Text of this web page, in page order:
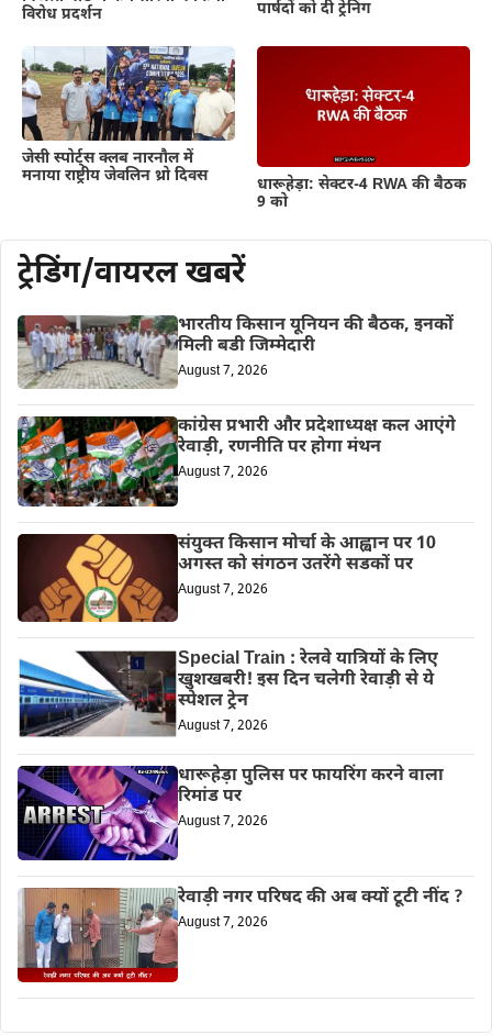
विरोध प्रदर्शन
पार्षदों को दी ट्रेनिंग
जेसी स्पोर्ट्स क्लब नारनौल में
मनाया राष्ट्रीय जेवलिन थ्रो दिवस
धारूहेड़ा: सेक्टर-4 RWA की बैठक
9 को
ट्रेडिंग/वायरल खबरें
भारतीय किसान यूनियन की बैठक, इनकों
मिली बडी जिम्मेदारी
August 7, 2026
कांग्रेस प्रभारी और प्रदेशाध्यक्ष कल आएंगे
रेवाड़ी, रणनीति पर होगा मंथन
August 7, 2026
संयुक्त किसान मोर्चा के आह्वान पर 10
अगस्त को संगठन उतरेंगे सडकों पर
August 7, 2026
Special Train : रेलवे यात्रियों के लिए
खुशखबरी! इस दिन चलेगी रेवाड़ी से ये
स्पेशल ट्रेन
August 7, 2026
धारूहेड़ा पुलिस पर फायरिंग करने वाला
रिमांड पर
August 7, 2026
रेवाड़ी नगर परिषद की अब क्यों टूटी नींद ?
August 7, 2026